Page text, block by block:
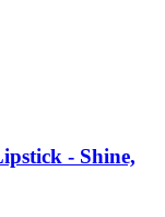
-​ Shine,